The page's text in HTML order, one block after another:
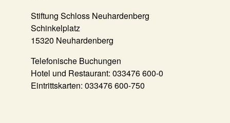
Stiftung Schloss Neuhardenberg
Schinkelplatz
15320 Neuhardenberg
Telefonische Buchungen
Hotel und Restaurant: 033476 600-0
Eintrittskarten: 033476 600-750